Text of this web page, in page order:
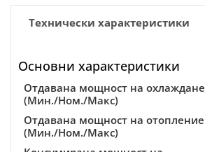
Технически характеристики
Основни характеристики
Отдавана мощност на охлаждане
(Мин./Ном./Макс)
Отдавана мощност на отопление
(Мин./Ном./Макс)